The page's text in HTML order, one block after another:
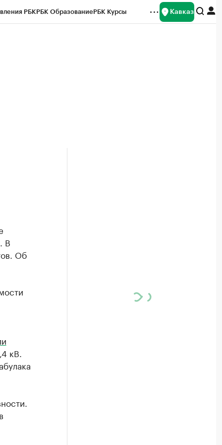
РБКРБК ОбразованиеРБК Курсы Кавказ
В
Об
кВ.